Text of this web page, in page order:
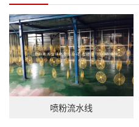
喷粉流水线